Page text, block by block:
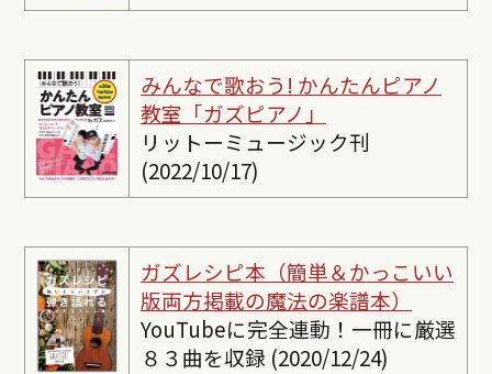
みんなで歌おう! かんたんピアノ
教室「ガズピアノ」
リットーミュージック刊
(2022/10/17)
ガズレシピ本（簡単＆かっこいい
版両方掲載の魔法の楽譜本）
YouTubeに完全連動！一冊に厳選
８３曲を収録 (2020/12/24)